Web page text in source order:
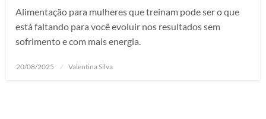
Alimentação para mulheres que treinam pode ser o que
está faltando para você evoluir nos resultados sem
sofrimento e com mais energia.
Posted
20/08/2025 Valentina Silva